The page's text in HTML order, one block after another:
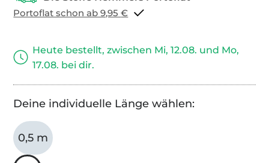
Portoflat schon ab 9,95 €
Heute bestellt, zwischen Mi, 12.08. und Mo,
17.08. bei dir.
Deine individuelle Länge wählen:
0,5 m